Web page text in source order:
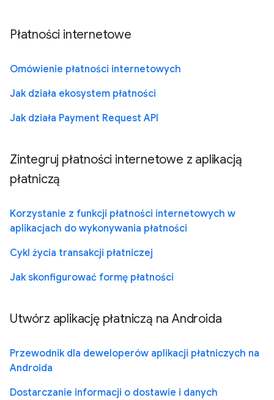
Płatności internetowe
Omówienie płatności internetowych
Jak działa ekosystem płatności
Jak działa Payment Request API
Zintegruj płatności internetowe z aplikacją
płatniczą
Korzystanie z funkcji płatności internetowych w
aplikacjach do wykonywania płatności
Cykl życia transakcji płatniczej
Jak skonfigurować formę płatności
Utwórz aplikację płatniczą na Androida
Przewodnik dla deweloperów aplikacji płatniczych na
Androida
Dostarczanie informacji o dostawie i danych